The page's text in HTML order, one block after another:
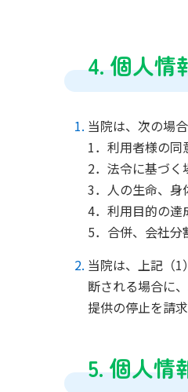
4. 個人情
当院は、次の場
1．利用者様の同
2．法令に基づく
3．人の生命、身
4．利用目的の達
5．合併、会社
当院は、上記（
断される場合に
提供の停止を請
5. 個人情